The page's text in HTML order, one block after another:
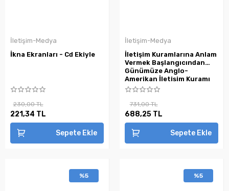
İletişim-Medya
İkna Ekranları - Cd Ekiyle
230,00 TL
221,34 TL
Sepete Ekle
İletişim-Medya
İletişim Kuramlarına Anlam
Vermek Başlangıcından
Günümüze Anglo-
Amerikan İletişim Kuramı
731,00 TL
688,25 TL
Sepete Ekle
%5 %5